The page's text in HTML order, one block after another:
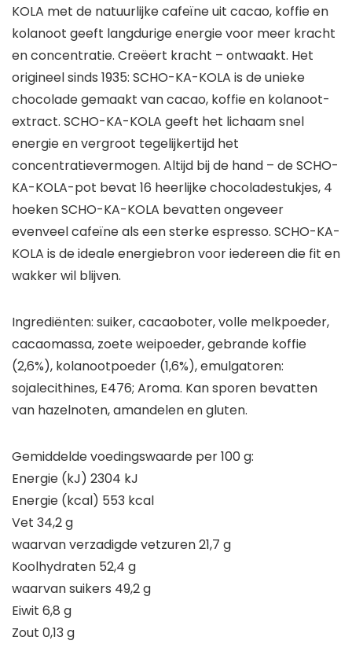
KOLA met de natuurlijke cafeïne uit cacao, koffie en
kolanoot geeft langdurige energie voor meer kracht
en concentratie. Creëert kracht – ontwaakt. Het
origineel sinds 1935: SCHO-KA-KOLA is de unieke
chocolade gemaakt van cacao, koffie en kolanoot-
extract. SCHO-KA-KOLA geeft het lichaam snel
energie en vergroot tegelijkertijd het
concentratievermogen. Altijd bij de hand – de SCHO-
KA-KOLA-pot bevat 16 heerlijke chocoladestukjes, 4
hoeken SCHO-KA-KOLA bevatten ongeveer
evenveel cafeïne als een sterke espresso. SCHO-KA-
KOLA is de ideale energiebron voor iedereen die fit en
wakker wil blijven.
Ingrediënten: suiker, cacaoboter,volle melkpoeder,
cacaomassa, zoete weipoeder, gebrande koffie
(2,6%), kolanootpoeder (1,6%), emulgatoren:
sojalecithines, E476; Aroma. Kan sporen bevatten
van hazelnoten, amandelen en gluten.
Gemiddelde voedingswaarde per 100 g:
Energie (kJ) 2304 kJ
Energie (kcal) 553 kcal
Vet 34,2 g
waarvan verzadigde vetzuren 21,7 g
Koolhydraten 52,4 g
waarvan suikers 49,2 g
Eiwit 6,8 g
Zout 0,13 g